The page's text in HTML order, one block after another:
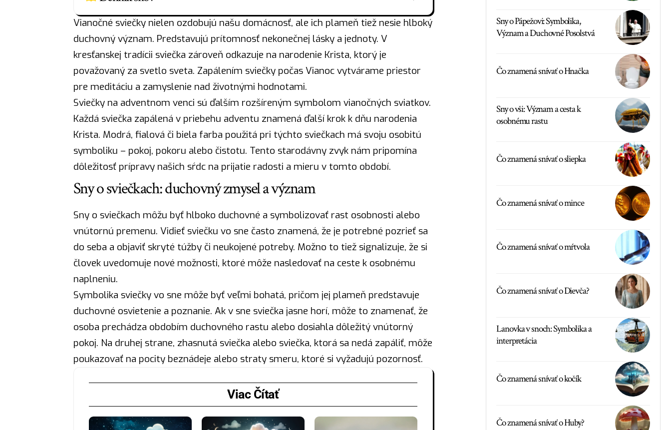
Vianočné sviečky nielen ozdobujú našu domácnosť, ale ich plameň tiež nesie hlboký
duchovný význam. Predstavujú prítomnosť nekonečnej lásky a jednoty. V
kresťanskej tradícii sviečka zároveň odkazuje na narodenie Krista, ktorý je
považovaný za svetlo sveta. Zapálením sviečky počas Vianoc vytvárame priestor
pre meditáciu a zamyslenie nad životnými hodnotami.
Sviečky na adventnom venci sú ďalším rozšíreným symbolom vianočných sviatkov.
Každá sviečka zapálená v priebehu adventu znamená ďalší krok k dňu narodenia
Krista. Modrá, fialová či biela farba použitá pri týchto sviečkach má svoju osobitú
symboliku – pokoj, pokoru alebo čistotu. Tento starodávny zvyk nám pripomína
dôležitosť prípravy našich sŕdc na prijatie radosti a mieru v tomto období.
Sny o sviečkach: duchovný zmysel a význam
Sny o sviečkach môžu byť hlboko duchovné a symbolizovať rast osobnosti alebo
vnútornú premenu. Vidieť sviečku vo sne často znamená, že je potrebné pozrieť sa
do seba a objaviť skryté túžby či neukojené potreby. Možno to tiež signalizuje, že si
človekuvedomuje nové možnosti, ktoré môže nasledovať na ceste k osobnému
naplneniu.
Symbolika sviečky vo sne môže byť veľmi bohatá, pričom jej plameň predstavuje
duchovné osvietenie a poznanie. Ak v sne sviečka jasne horí, môže to znamenať, že
osoba prechádza obdobím duchovného rastu alebo dosiahla dôležitý vnútorný
pokoj. Na druhej strane, zhasnutá sviečka alebo sviečka, ktorá sa nedá zapáliť, môže
poukazovať na pocity beznádeje alebo straty smeru, ktoré si vyžadujú pozornosť.
Viac Čítať
Sny o Pápežovi: Symbolika,
Význam a Duchovné Posolstvá
Čo znamená snívať o Hnačka
Sny o vši: Význam a cesta k
osobnému rastu
Čo znamená snívať o sliepka
Čo znamená snívať o mince
Čo znamená snívať o mŕtvola
Čo znamená snívať o Dievča?
Lanovka v snoch: Symbolika a
interpretácia
Čo znamená snívať o kočík
Čo znamená snívať o Huby?